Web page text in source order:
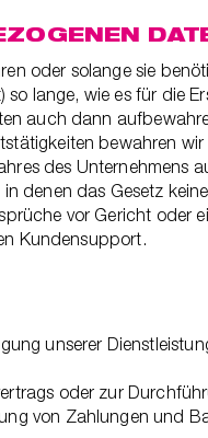
oder solange sie
lange, wie es für die
auch dann
bewahren
des Unternehmens
denen das Gesetz
vor Gericht oder
Kundensupport.
unserer
oder zur
von Zahlungen und